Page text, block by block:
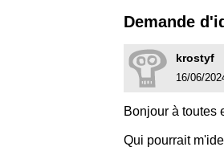
Demande
krostyf
16/06/
Bonjour à toutes
Qui pourrait